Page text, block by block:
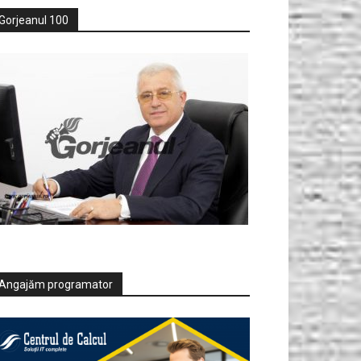
100
programator